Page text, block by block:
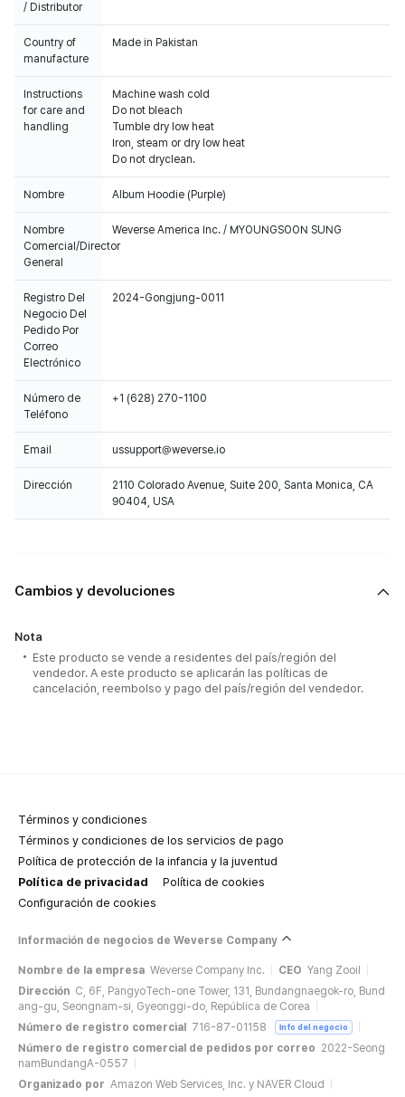
/ Distributor
Country of
manufacture
Made in Pakistan
Instructions
for care and
handling
Machine wash cold
Do not bleach
Tumble dry low heat
Iron, steam or dry low heat
Do not dryclean.
Nombre Album Hoodie (Purple)
Nombre
Comercial/Director
General
Weverse America Inc. / MYOUNGSOON SUNG
Registro Del
Negocio Del
Pedido Por
Correo
Electrónico
2024-Gongjung-0011
Número de
Teléfono
+1 (628) 270-1100
Email ussupport@weverse.io
Dirección
2110 Colorado Avenue, Suite 200, Santa Monica, CA
90404, USA
Cambios y devoluciones
Nota
Este producto se vende a residentes del país/región del
vendedor. A este producto se aplicarán las políticas de
cancelación, reembolso y pago del país/región del vendedor.
Términos y condiciones
Términos y condiciones de los servicios de pago
Política de protección de la infancia y la juventud
Política de privacidad
Política de cookies
Configuración de cookies
Información de negocios de Weverse Company
Nombre de la empresa Weverse Company Inc. CEO Yang Zooil
Dirección C, 6F, PangyoTech-one Tower, 131, Bundangnaegok-ro, Bund
ang-gu, Seongnam-si, Gyeonggi-do, República de Corea
Número de registro comercial
716-87-01158 Info del negocio
Número de registro comercial de pedidos por correo 2022-Seong
namBundangA-0557
Organizado por Amazon Web Services, Inc. y NAVER Cloud